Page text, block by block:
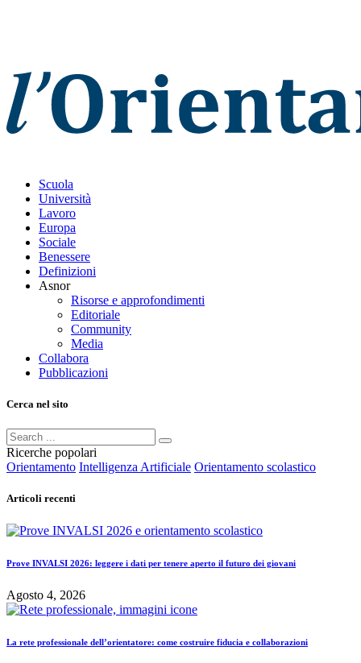
Scuola
Università
Lavoro
Europa
Sociale
Benessere
Definizioni
Asnor
Risorse e approfondimenti
Editoriale
Community
Media
Collabora
Pubblicazioni
Cerca nel sito
Ricerche popolari
Orientamento Intelligenza Artificiale Orientamento scolastico
Articoli recenti
Prove INVALSI 2026: leggere i dati per tenere aperto il futuro dei giovani
Agosto 4, 2026
La rete professionale dell’orientatore: come costruire fiducia e collaborazioni